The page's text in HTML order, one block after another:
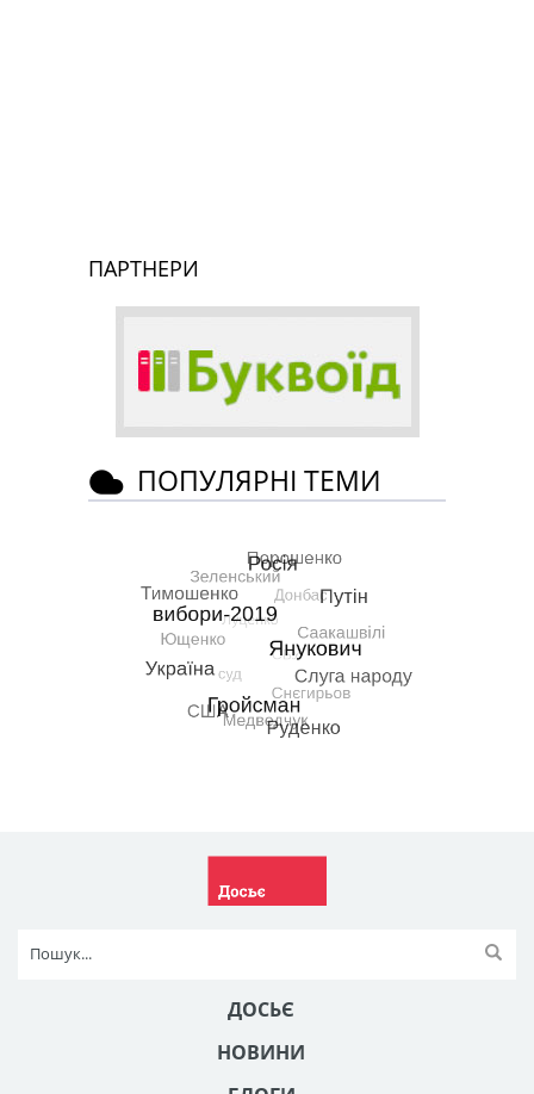
ПАРТНЕРИ
ПОПУЛЯРНІ ТЕМИ
ДОСЬЄ
НОВИНИ